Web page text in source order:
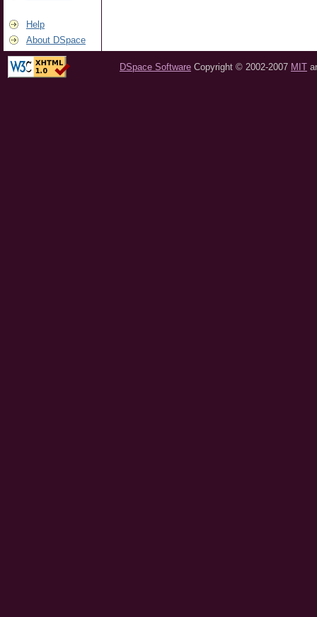
Help
About DSpace
DSpace Software Copyright © 2002-2007 MIT